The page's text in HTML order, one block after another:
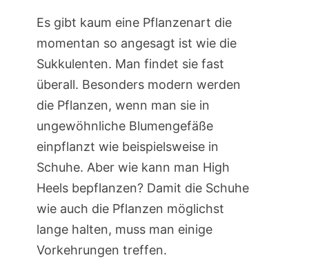
Es gibt kaum eine Pflanzenart die
momentan so angesagt ist wie die
Sukkulenten. Man findet sie fast
überall. Besonders modern werden
die Pflanzen, wenn man sie in
ungewöhnliche Blumengefäße
einpflanzt wie beispielsweise in
Schuhe. Aber wie kann man High
Heels bepflanzen? Damit die Schuhe
wie auch die Pflanzen möglichst
lange halten, muss man einige
Vorkehrungen treffen.